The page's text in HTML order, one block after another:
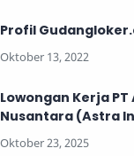
Profil
Lowongan Kerja
Nusantara (Astra